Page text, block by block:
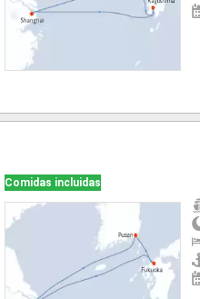
Comidas incluidas